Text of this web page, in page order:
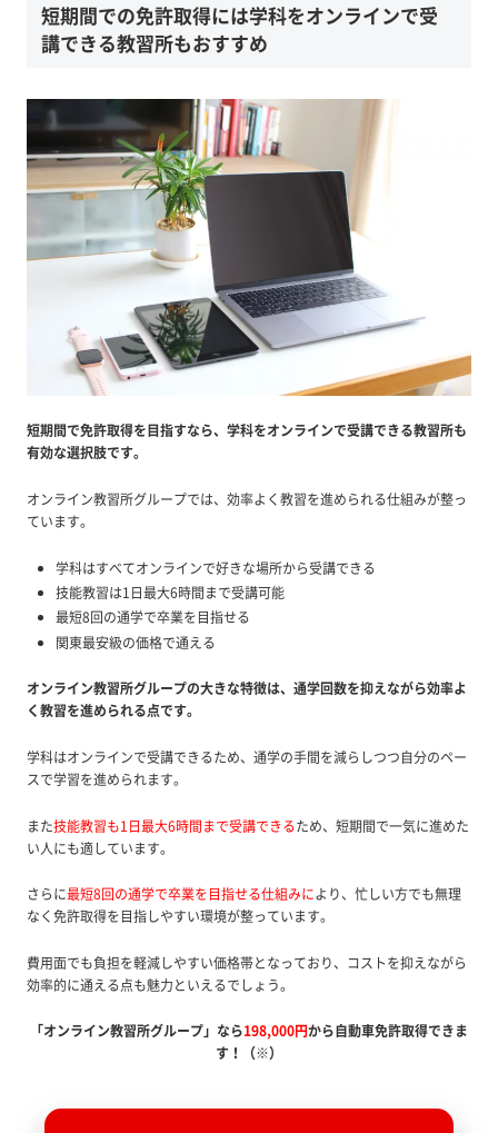
短期間での免許取得には学科をオンラインで受
講できる教習所もおすすめ
短期間で免許取得を目指すなら、学科をオンラインで受講できる教習所も
有効な選択肢です。
オンライン教習所グループでは、効率よく教習を進められる仕組みが整っ
ています。
学科はすべてオンラインで好きな場所から受講できる
技能教習は1日最大6時間まで受講可能
最短8回の通学で卒業を目指せる
関東最安級の価格で通える
オンライン教習所グループの大きな特徴は、通学回数を抑えながら効率よ
く教習を進められる点です。
学科はオンラインで受講できるため、通学の手間を減らしつつ自分のペー
スで学習を進められます。
また技能教習も1日最大6時間まで受講できるため、短期間で一気に進めた
い人にも適しています。
さらに最短8回の通学で卒業を目指せる仕組みにより、忙しい方でも無理
なく免許取得を目指しやすい環境が整っています。
費用面でも負担を軽減しやすい価格帯となっており、コストを抑えながら
効率的に通える点も魅力といえるでしょう。
「オンライン教習所グループ」なら198,000円から自動車免許取得できま
す！（※）